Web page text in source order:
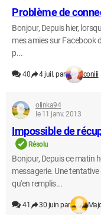
Problème de
Bonjour, Depuis hier,
mes amies sur Facebook
p...
40 4 juil. par coniii
olinka94
le 11 janv. 2013
Impossible de
Résolu
Bonjour, Depuis ce matin
messagerie. Une
qu'en remplis...
41 30 juin par